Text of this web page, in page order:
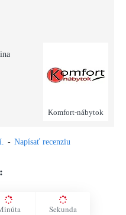
Komfort-nábytok
- Napísať recenziu
Sekunda